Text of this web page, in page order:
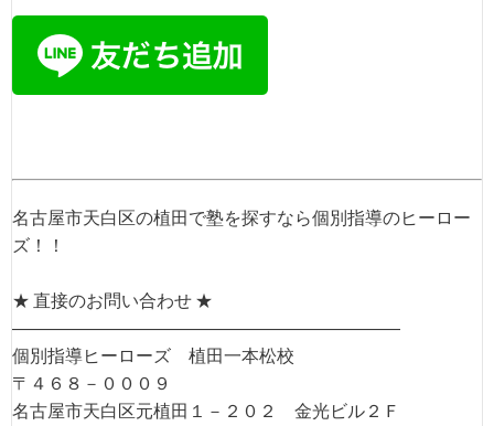
名古屋市天白区の植田で塾を探すなら個別指導のヒーロー
ズ！！
★ 直接のお問い合わせ ★
――――――――――――――――――――――
個別指導ヒーローズ 植田一本松校
〒４６８－０００９
名古屋市天白区元植田１－２０２ 金光ビル２Ｆ